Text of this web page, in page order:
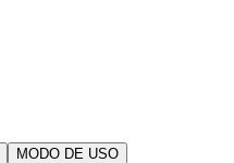
MODO DE USO